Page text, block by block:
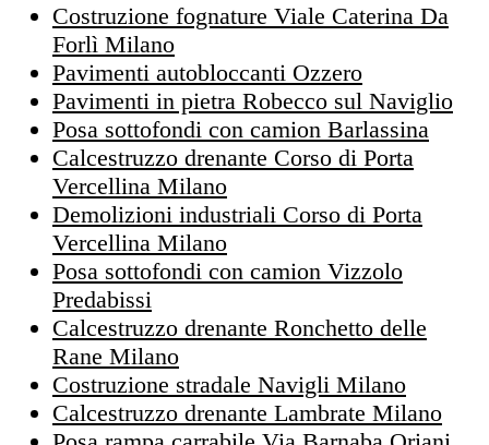
Costruzione fognature Viale Caterina Da
Forlì Milano
Pavimenti autobloccanti Ozzero
Pavimenti in pietra Robecco sul Naviglio
Posa sottofondi con camion Barlassina
Calcestruzzo drenante Corso di Porta
Vercellina Milano
Demolizioni industriali Corso di Porta
Vercellina Milano
Posa sottofondi con camion Vizzolo
Predabissi
Calcestruzzo drenante Ronchetto delle
Rane Milano
Costruzione stradale Navigli Milano
Calcestruzzo drenante Lambrate Milano